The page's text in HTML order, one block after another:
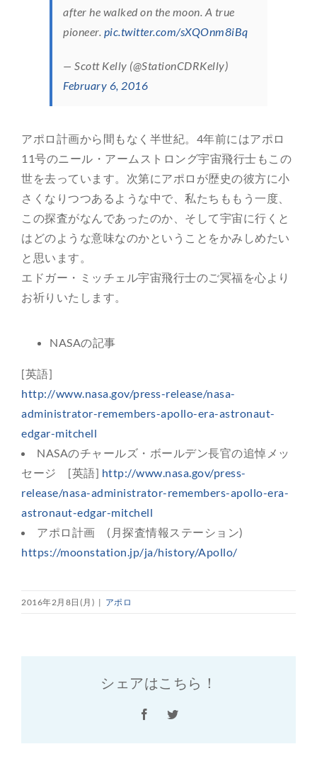
after he walked on the moon. A true
pioneer. pic.twitter.com/sXQOnm8iBq
— Scott Kelly (@StationCDRKelly)
February 6, 2016
アポロ計画から間もなく半世紀。4年前にはアポロ
11号のニール・アームストロング宇宙飛行士もこの
世を去っています。次第にアポロが歴史の彼方に小
さくなりつつあるような中で、私たちももう一度、
この探査がなんであったのか、そして宇宙に行くと
はどのような意味なのかということをかみしめたい
と思います。
エドガー・ミッチェル宇宙飛行士のご冥福を心より
お祈りいたします。
NASAの記事
[英語]
http://www.nasa.gov/press-release/nasa-
administrator-remembers-apollo-era-astronaut-
edgar-mitchell
NASAのチャールズ・ボールデン長官の追悼メッ
セージ [英語] http://www.nasa.gov/press-
release/nasa-administrator-remembers-apollo-era-
astronaut-edgar-mitchell
アポロ計画 (月探査情報ステーション)
https://moonstation.jp/ja/history/Apollo/
2016年2月8日(月) | アポロ
シェアはこちら！
FacebookTwitter